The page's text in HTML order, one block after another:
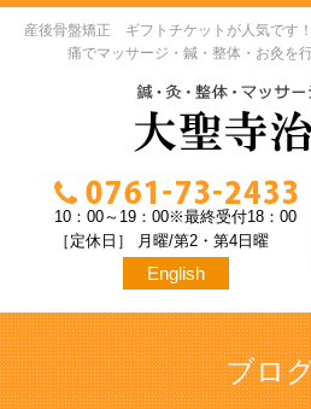
産後骨盤矯正 ギフトチケットが人気です
痛でマッサージ・鍼・整体・お灸を
10：00～19：00※最終受付18：00
［定休日］ 月曜/第2・第4日曜
English
ブロ